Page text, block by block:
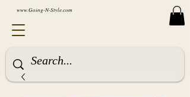
www.Going-N-Style.com